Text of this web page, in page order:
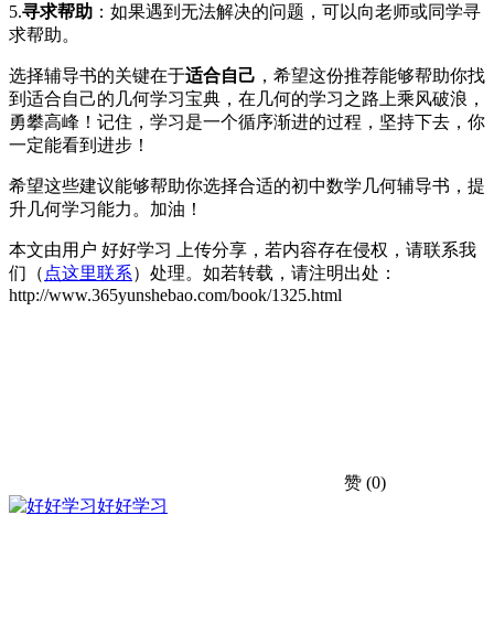
5.寻求帮助 ：如果遇到无法解决的问题，可以向老师或同学寻
求帮助。
选择辅导书的关键在于适合自己 ，希望这份推荐能够帮助你找
到适合自己的几何学习宝典，在几何的学习之路上乘风破浪，
勇攀高峰！记住，学习是一个循序渐进的过程，坚持下去，你
一定能看到进步！
希望这些建议能够帮助你选择合适的初中数学几何辅导书，提
升几何学习能力。加油！
本文由用户 好好学习 上传分享，若内容存在侵权，请联系我
们（ 点这里联系）处理。如若转载，请注明出处：
http://www.365yunshebao.com/book/1325.html
赞 (0)
好好学习